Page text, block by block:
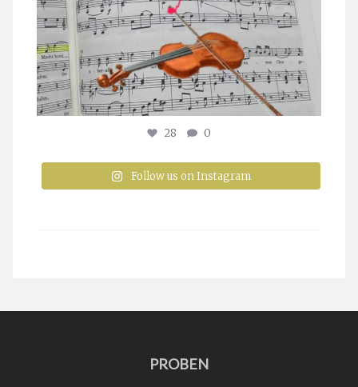
28 0
Follow us on Instagram
PROBEN